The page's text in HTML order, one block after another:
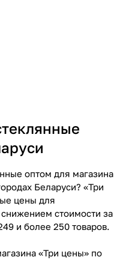
оптом для магазина
Беларуси? «Три
цены для
стоимости за
и более 250 товаров.
«Три цены» по